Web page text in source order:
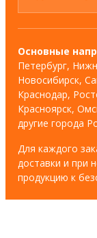
Основные
Петербург,
Новосибирск,
Краснодар,
Красноярск,
другие города
Для каждого
доставки и при
продукцию к